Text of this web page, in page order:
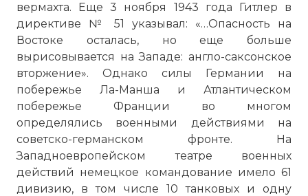
вермахта. Еще 3 ноября 1943 года Гитлер в
директиве № 51 указывал: «…Опасность на
Востоке осталась, но еще больше
вырисовывается на Западе: англо-саксонское
вторжение». Однако силы Германии на
побережье Ла-Манша и Атлантическом
побережье Франции во многом
определялись военными действиями на
советско-германском фронте. На
Западноевропейском театре военных
действий немецкое командование имело 61
дивизию, в том числе 10 танковых и одну